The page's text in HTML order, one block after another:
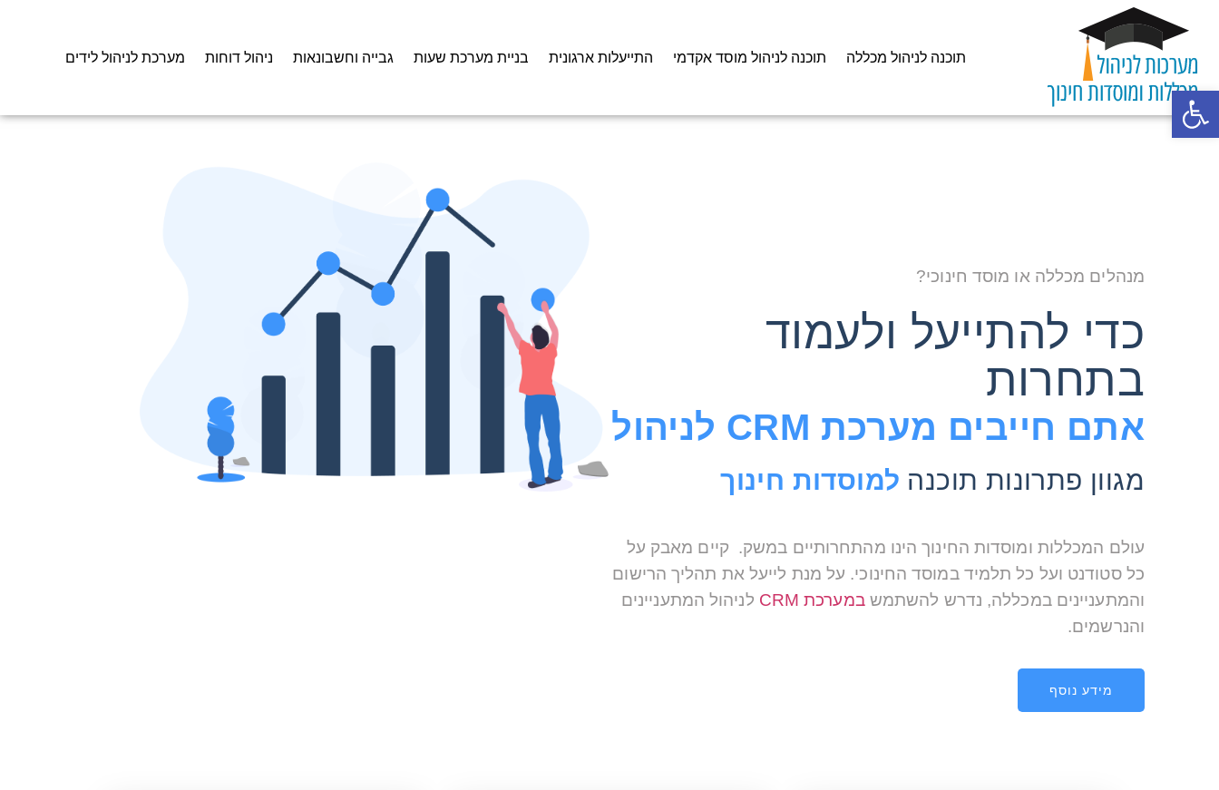
פתח סרגל נגישות
תוכנה לניהול מכללה תוכנה לניהול מוסד אקדמי התייעלות ארגונית בניית מערכת שעות גבייה וחשבונאות ניהול דוחות מערכת לניהול לידים
מנהלים מכללה או מוסד חינוכי?
כדי להתייעל ולעמוד
בתחרות
אתם חייבים מערכת CRM לניהול
מגוון פתרונות תוכנה למוסדות חינוך
עולם המכללות ומוסדות החינוך הינו מהתחרותיים במשק. קיים מאבק על
כל סטודנט ועל כל תלמיד במוסד החינוכי. על מנת לייעל את תהליך הרישום
והמתעניינים במכללה, נדרש להשתמש במערכת CRM
לניהול המתעניינים
והנרשמים.
מידע נוסף